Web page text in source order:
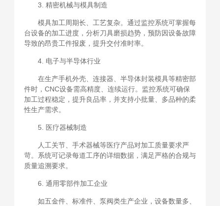
3. 精密机械与模具制造
模具加工周期长、工艺复杂。通过监控系统可掌握每
台设备的加工进度，分析刀具磨损趋势，预防因设备故障
导致的昂贵工件报废，提升交付准时率。
4. 电子与半导体行业
在生产手机外壳、连接器、半导体封装模具等精密部
件时，CNC设备需高精度、连续运行。监控系统可确保
加工过程稳定，提升良品率，并支持小批量、多品种的柔
性生产需求。
5. 医疗器械制造
人工关节、手术器械等医疗产品对加工质量要求严
苛。系统可记录每道工序的详细数据，满足严格的合规与
质量追溯要求。
6. 通用零部件加工企业
如五金件、标准件、泵阀类生产企业，设备数量多、